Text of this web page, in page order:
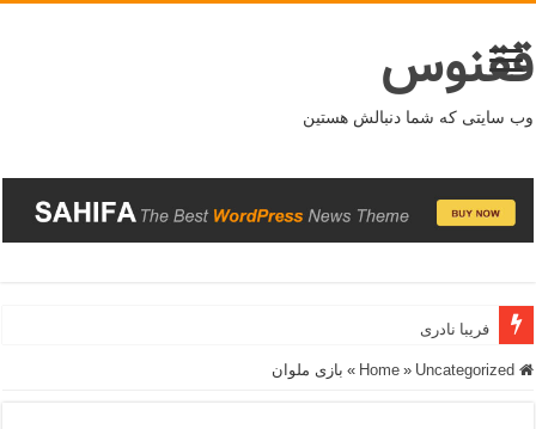
ققنوس
وب سایتی که شما دنبالش هستین
فریبا نادری
» Uncategorized
» بازی ملوان